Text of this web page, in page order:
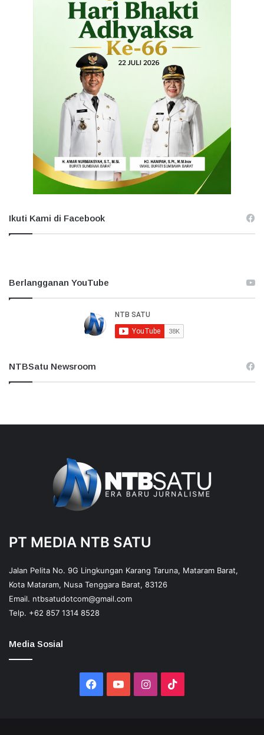
Ikuti Kami di Facebook
Berlangganan YouTube
NTBSatu Newsroom
PT MEDIA NTB SATU
Jalan Pelita No. 9G Lingkungan Karang Taruna, Mataram Barat,
Kota Mataram, Nusa Tenggara Barat, 83126
Email. ntbsatudotcom@gmail.com
Telp. +62 857 1314 8528
Media Sosial
Facebook
YouTubeInstagram